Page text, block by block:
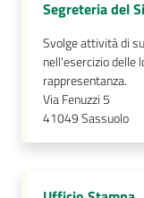
Segreteria del
Svolge attività di
nell'esercizio delle
rappresentanza.
Via Fenuzzi 5
41049Sassuolo